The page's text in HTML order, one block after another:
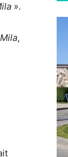
».
,